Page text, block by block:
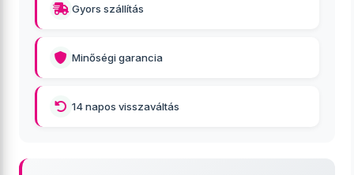
Gyors szállítás
Minőségi garancia
14 napos visszaváltás